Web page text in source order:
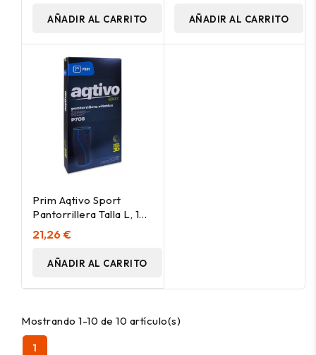
AÑADIR AL CARRITO AÑADIR AL CARRITO
Prim Aqtivo Sport
Pantorrillera Talla L, 1
Ud
21,26 €
AÑADIR AL CARRITO
Mostrando 1-10 de 10 artículo(s)
1